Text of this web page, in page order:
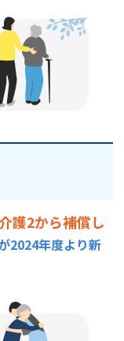
護2から補償し
2024年度より新